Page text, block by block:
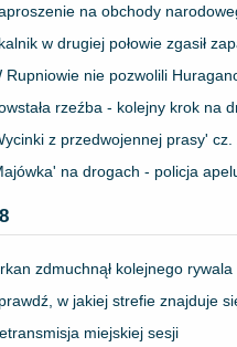
na obchody
w drugiej połowie zgasił
Rupniowie nie pozwolili
rzeźba - kolejny krok na
z przedwojennej prasy' cz.
na drogach - policja
zdmuchnął kolejnego rywala
w jakiej strefie znajduje
miejskiej sesji